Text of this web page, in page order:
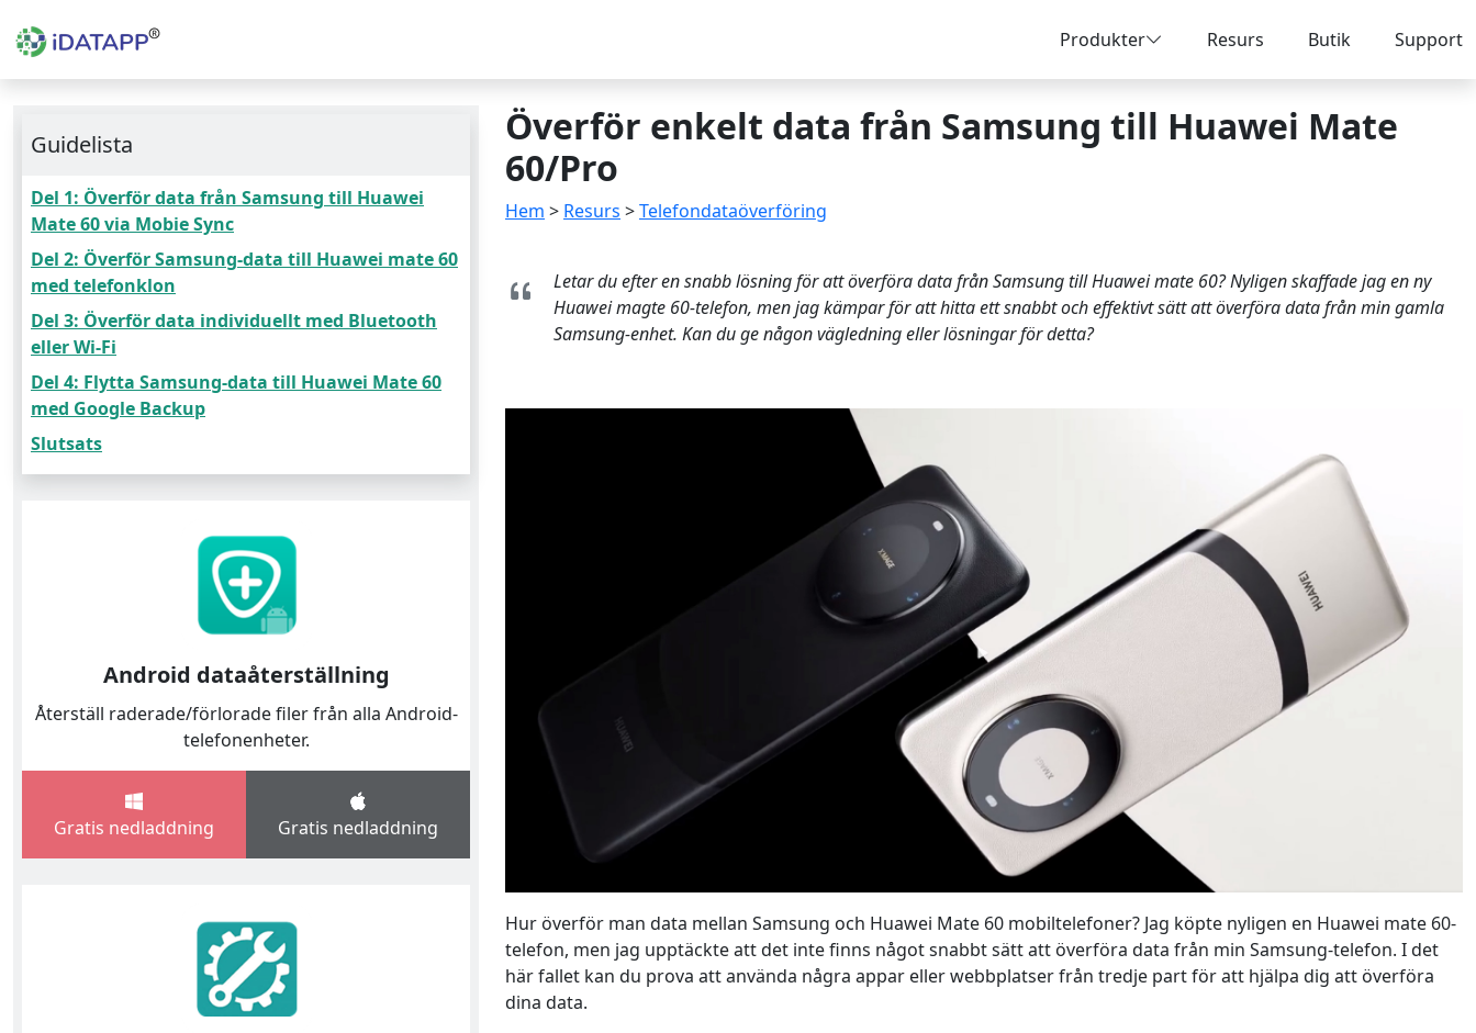
Produkter Resurs Butik Support
Guidelista
Del 1: Överför data från Samsung till Huawei
Mate 60 via Mobie Sync
Del 2: Överför Samsung-data till Huawei mate 60
med telefonklon
Del 3: Överför data individuellt med Bluetooth
eller Wi-Fi
Del 4: Flytta Samsung-data till Huawei Mate 60
med Google Backup
Slutsats
Android dataåterställning
Återställ raderade/förlorade filer från alla Android-
telefonenheter.
Gratis nedladdning Gratis nedladdning
Överför enkelt data från Samsung till Huawei Mate
60/Pro
Hem > Resurs >Telefondataöverföring
Letar du efter en snabb lösning för att överföra data från Samsung till Huawei mate 60? Nyligen skaffade jag en ny
Huawei magte 60-telefon, men jag kämpar för att hitta ett snabbt och effektivt sätt att överföra data från min gamla
Samsung-enhet. Kan du ge någon vägledning eller lösningar för detta?
Hur överför man data mellan Samsung och Huawei Mate 60 mobiltelefoner? Jag köpte nyligen en Huawei mate 60-
telefon, men jag upptäckte att det inte finns något snabbt sätt att överföra data från min Samsung-telefon. I det
här fallet kan du prova att använda några appar eller webbplatser från tredje part för att hjälpa dig att överföra
dina data.